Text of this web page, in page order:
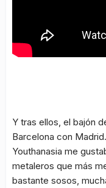
Y tras ellos, el bajón
Barcelona con
Youthanasia me
metaleros que más
bastante sosos,